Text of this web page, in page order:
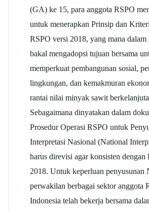
(GA) ke 15, para anggota RSPO
untuk menerapkan Prinsip dan
RSPO versi 2018, yang mana
bakal mengadopsi tujuan bersama
memperkuat pembangunan sosial,
lingkungan, dan kemakmuran
rantai nilai minyak sawit
Sebagaimana dinyatakan dalam
Prosedur Operasi RSPO untuk
Interpretasi Nasional (National
harus direvisi agar konsisten
2018. Untuk keperluan penyusunan
perwakilan berbagai sektor anggota
Indonesia telah bekerja bersama